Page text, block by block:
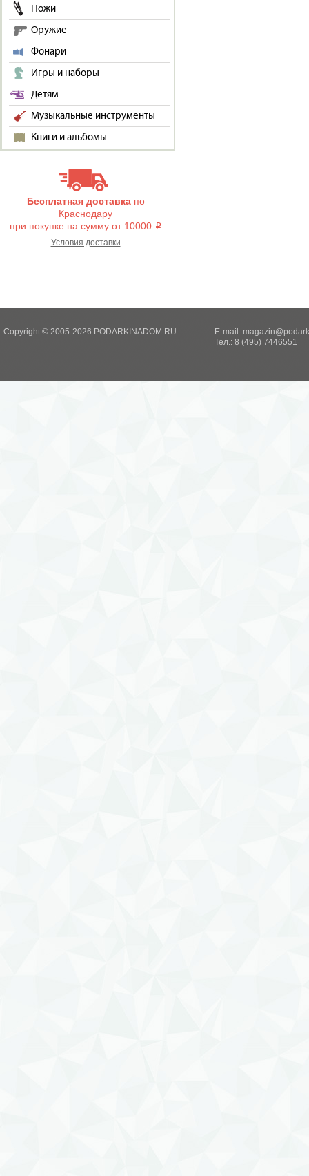
Ножи
Оружие
Фонари
Игры и наборы
Детям
Музыкальные инструменты
Книги и альбомы
Бесплатная доставкапо
Краснодару
при покупке на сумму от 10000 i
Условия доставки
Copyright © 2005-2026 PODARKINADOM.RU E-mail:
Тел.: 8 (495) 7446551